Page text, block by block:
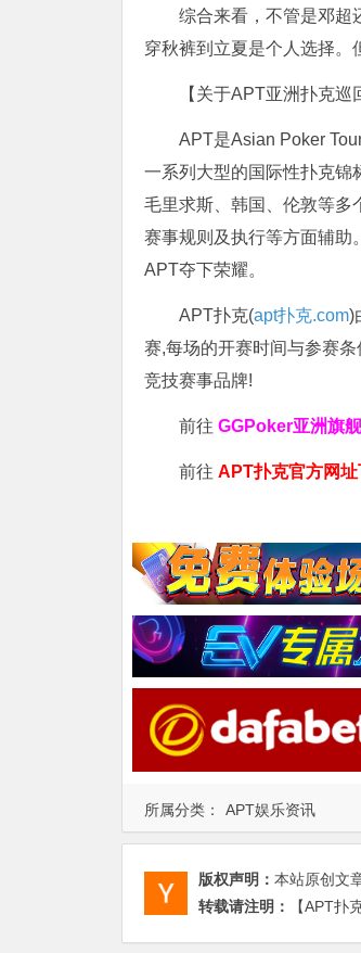
所属分类： APT娱乐资讯
综合来看，不管是邓超
穿秋裤到立夏是个人选择。
【关于APT亚洲扑克巡
APT是Asian Poker
一系列大型的国际性扑克锦
毛里求斯、韩国、伦敦等多
赛事规则及执行等方面辅助
APT夺下荣耀。
APT扑克(apt扑克.com)
赛,每场的开赛时间与参赛
竞技赛事品牌!
前往 GGPoker亚洲旗
前往 APT扑克官方网址
版权声明： 本站原创文
转载请注明：
【APT